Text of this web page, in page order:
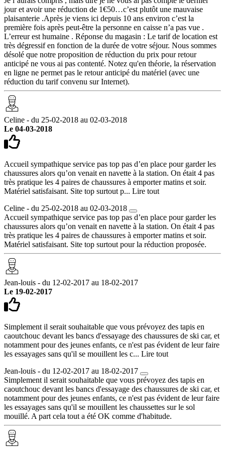
jour et avoir une réduction de 1€50…c’est plutôt une mauvaise
plaisanterie .Après je viens ici depuis 10 ans environ c’est la
première fois après peut-être la personne en caisse n’a pas vue .
L’erreur est humaine . Réponse du magasin : Le tarif de location est
très dégressif en fonction de la durée de votre séjour. Nous sommes
désolé que notre proposition de réduction du prix pour retour
anticipé ne vous ai pas contenté. Notez qu'en théorie, la réservation
en ligne ne permet pas le retour anticipé du matériel (avec une
réduction du tarif convenu sur Internet).
Celine - du 25-02-2018 au 02-03-2018
Le 04-03-2018
Accueil sympathique service pas top pas d’en place pour garder les
chaussures alors qu’on venait en navette à la station. On était 4 pas
très pratique les 4 paires de chaussures à emporter matins et soir.
Matériel satisfaisant. Site top surtout p... Lire tout
Celine - du 25-02-2018 au 02-03-2018
Accueil sympathique service pas top pas d’en place pour garder les
chaussures alors qu’on venait en navette à la station. On était 4 pas
très pratique les 4 paires de chaussures à emporter matins et soir.
Matériel satisfaisant. Site top surtout pour la réduction proposée.
Jean-louis - du 12-02-2017 au 18-02-2017
Le 19-02-2017
Simplement il serait souhaitable que vous prévoyez des tapis en
caoutchouc devant les bancs d'essayage des chaussures de ski car, et
notamment pour des jeunes enfants, ce n'est pas évident de leur faire
les essayages sans qu'il se mouillent les c... Lire tout
Jean-louis - du 12-02-2017 au 18-02-2017
Simplement il serait souhaitable que vous prévoyez des tapis en
caoutchouc devant les bancs d'essayage des chaussures de ski car, et
notamment pour des jeunes enfants, ce n'est pas évident de leur faire
les essayages sans qu'il se mouillent les chaussettes sur le sol
mouillé. A part cela tout a été OK comme d'habitude.